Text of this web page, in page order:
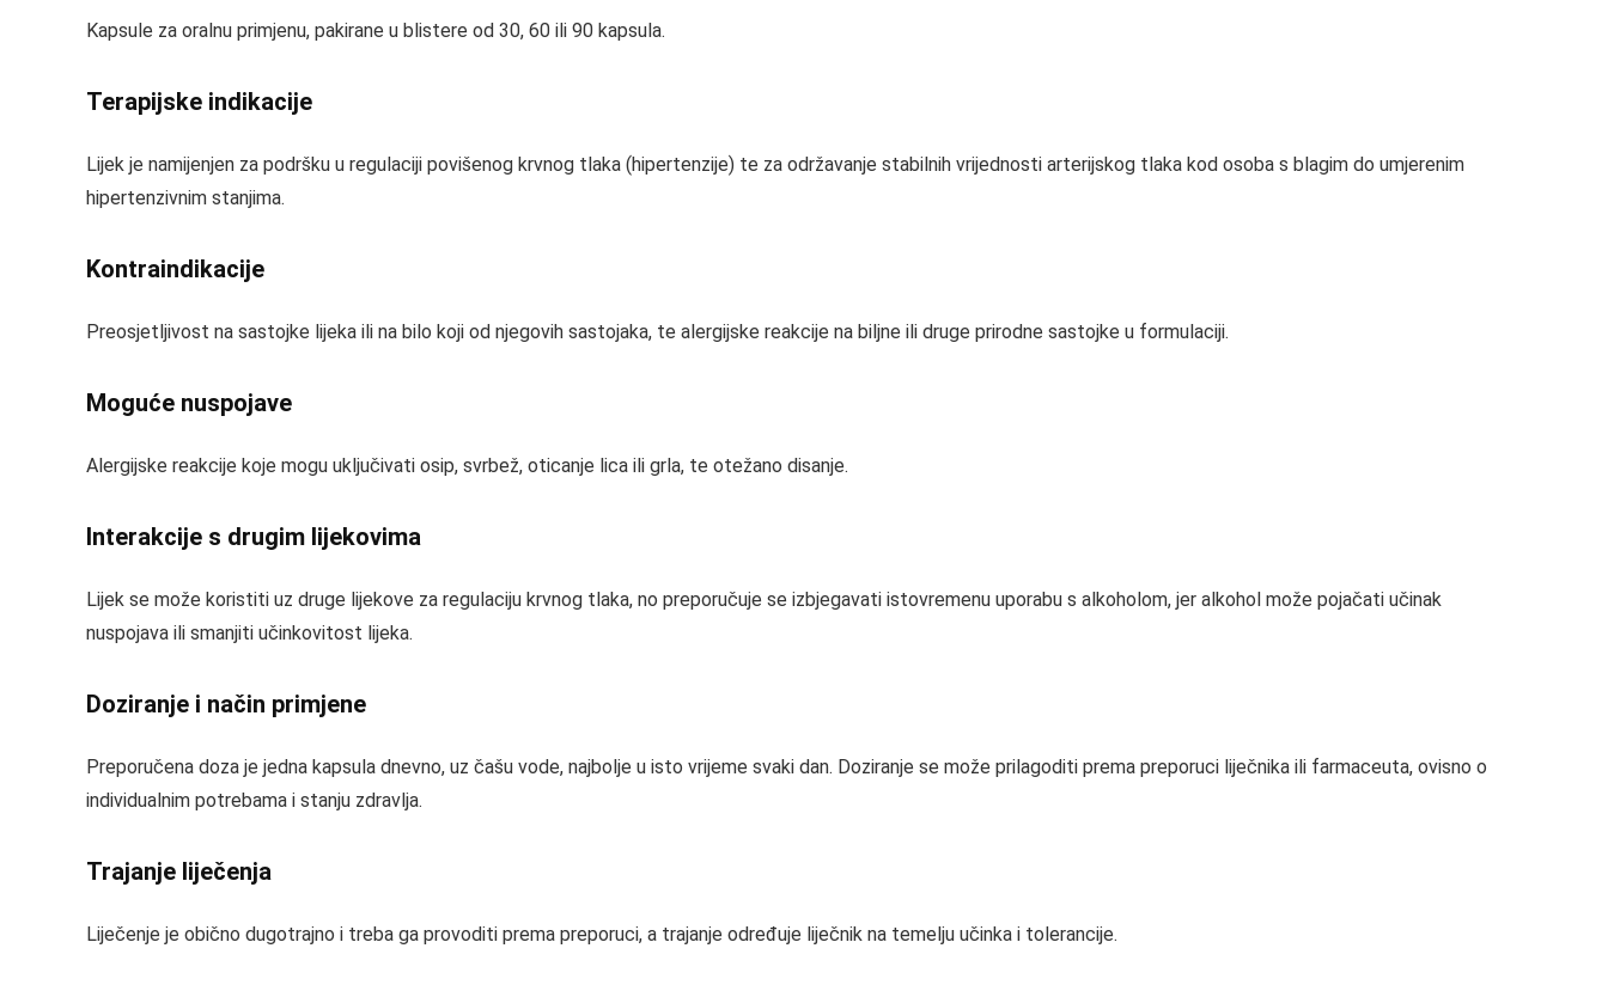
Kapsule za oralnu primjenu, pakirane u blistere od 30, 60 ili 90 kapsula.
Terapijske indikacije
Lijek je namijenjen za podršku u regulaciji povišenog krvnog tlaka (hipertenzije) te za održavanje stabilnih vrijednosti arterijskog tlaka kod osoba s blagim do umjerenim
hipertenzivnim stanjima.
Kontraindikacije
Preosjetljivost na sastojke lijeka ili na bilo koji od njegovih sastojaka, te alergijske reakcije na biljne ili druge prirodne sastojke u formulaciji.
Moguće nuspojave
Alergijske reakcije koje mogu uključivati osip, svrbež, oticanje lica ili grla, te otežano disanje.
Interakcije s drugim lijekovima
Lijek se može koristiti uz druge lijekove za regulaciju krvnog tlaka, no preporučuje se izbjegavati istovremenu uporabu s alkoholom, jer alkohol može pojačati učinak
nuspojava ili smanjiti učinkovitost lijeka.
Doziranje i način primjene
Preporučena doza je jedna kapsula dnevno, uz čašu vode, najbolje u isto vrijeme svaki dan. Doziranje se može prilagoditi prema preporuci liječnika ili farmaceuta, ovisno o
individualnim potrebama i stanju zdravlja.
Trajanje liječenja
Liječenje je obično dugotrajno i treba ga provoditi prema preporuci, a trajanje određuje liječnik na temelju učinka i tolerancije.